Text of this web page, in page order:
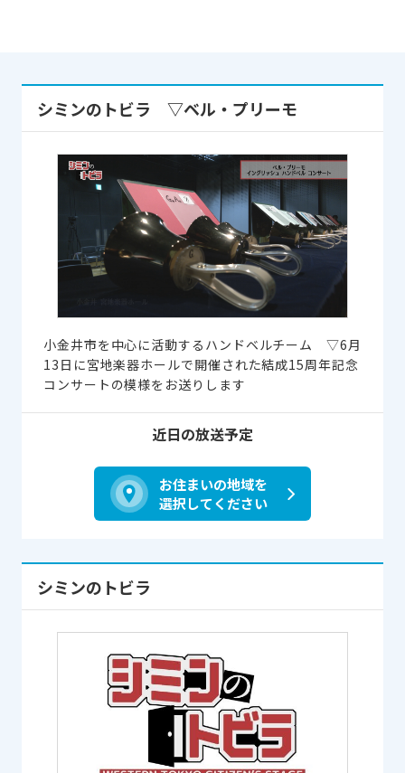
シミンのトビラ ▽ベル・プリーモ
小金井市を中心に活動するハンドベルチーム ▽6月
13日に宮地楽器ホールで開催された結成15周年記念
コンサートの模様をお送りします
近日の放送予定
お住まいの地域を
選択してください
シミンのトビラ